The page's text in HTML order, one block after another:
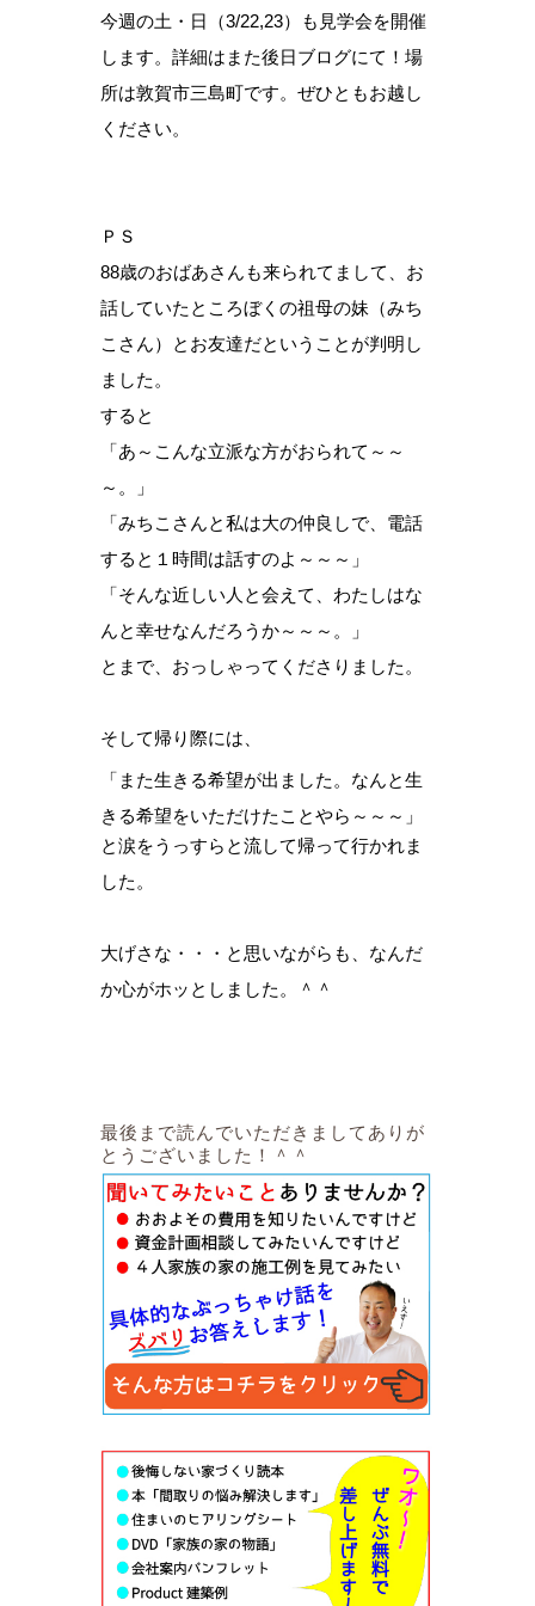
今週の土・日（3/22,23）も見学会を開催
します。詳細はまた後日ブログにて！場
所は敦賀市三島町です。ぜひともお越し
ください。
ＰＳ
88歳のおばあさんも来られてまして、お
話していたところぼくの祖母の妹（みち
こさん）とお友達だということが判明し
ました。
すると
「あ～こんな立派な方がおられて～～
～。」
「みちこさんと私は大の仲良しで、電話
すると１時間は話すのよ～～～」
「そんな近しい人と会えて、わたしはな
んと幸せなんだろうか～～～。」
とまで、おっしゃってくださりました。
そして帰り際には、
「また生きる希望が出ました。なんと生
きる希望をいただけたことやら～～～」
と涙をうっすらと流して帰って行かれま
した。
大げさな・・・と思いながらも、なんだ
か心がホッとしました。＾＾
最後まで読んでいただきましてありが
とうございました！＾＾